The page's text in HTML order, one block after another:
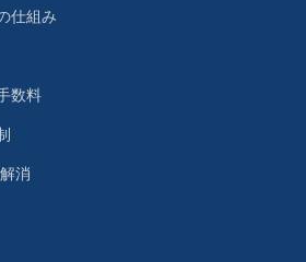
仕組み
数料
消